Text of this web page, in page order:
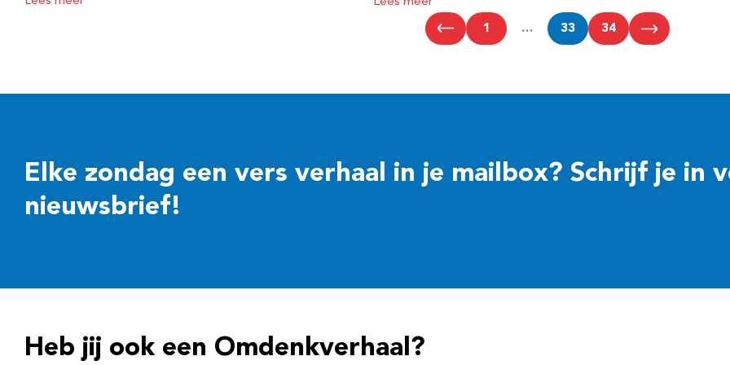
1 … 33 34
Elke zondag een vers verhaal in je mailbox? Schrijf je in
nieuwsbrief!
Heb jij ook een Omdenkverhaal?